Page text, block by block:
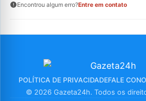
Encontrou algum erro?Entre em contato
POLÍTICA DE PRIVACIDADEFALE
© 2026 Gazeta24h. Todos os